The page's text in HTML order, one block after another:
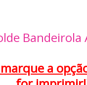
Bandeirola
a